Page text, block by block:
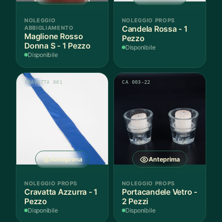
NOLEGGIO
ABBIGLIAMENTO
Maglione Rosso
Donna S - 1 Pezzo
Disponibile
NOLEGGIO PROPS
Candela Rossa - 1
Pezzo
Disponibile
Anteprima
CRAVATTA 001
NOLEGGIO PROPS
Cravatta Azzurra - 1
Pezzo
Disponibile
Anteprima
CA 003-22
NOLEGGIO PROPS
Portacandele Vetro -
2 Pezzi
Disponibile